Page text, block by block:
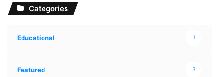
Categories
Educational 1
Featured 3